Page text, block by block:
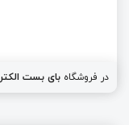
در فروشگاه بای بست